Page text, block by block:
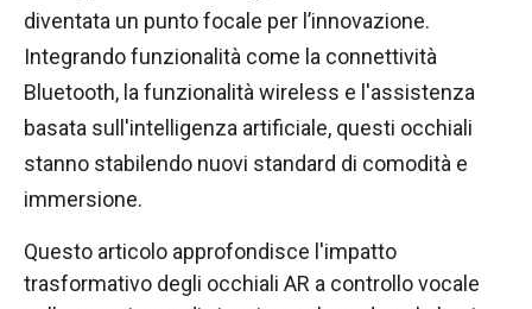
diventata un punto focale per l’innovazione.
Integrando funzionalità come la connettività
Bluetooth, la funzionalità wireless e l'assistenza
basata sull'intelligenza artificiale, questi occhiali
stanno stabilendo nuovi standard di comodità e
immersione.
Questo articolo approfondisce l'impatto
trasformativo degli occhiali AR a controllo vocale